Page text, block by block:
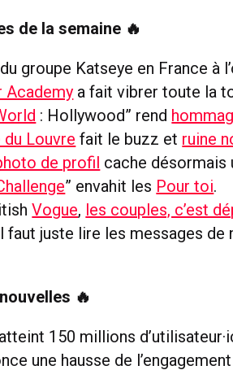
de la semaine 🔥
groupe Katseye en France à
Academy a fait vibrer toute la
: Hollywood” rend
du Louvre fait le buzz et ruine
de profil cache désormais
” envahit les Pour toi.
Vogue, les couples, c’est
faut juste lire les messages de
🔥
atteint 150 millions
une hausse de